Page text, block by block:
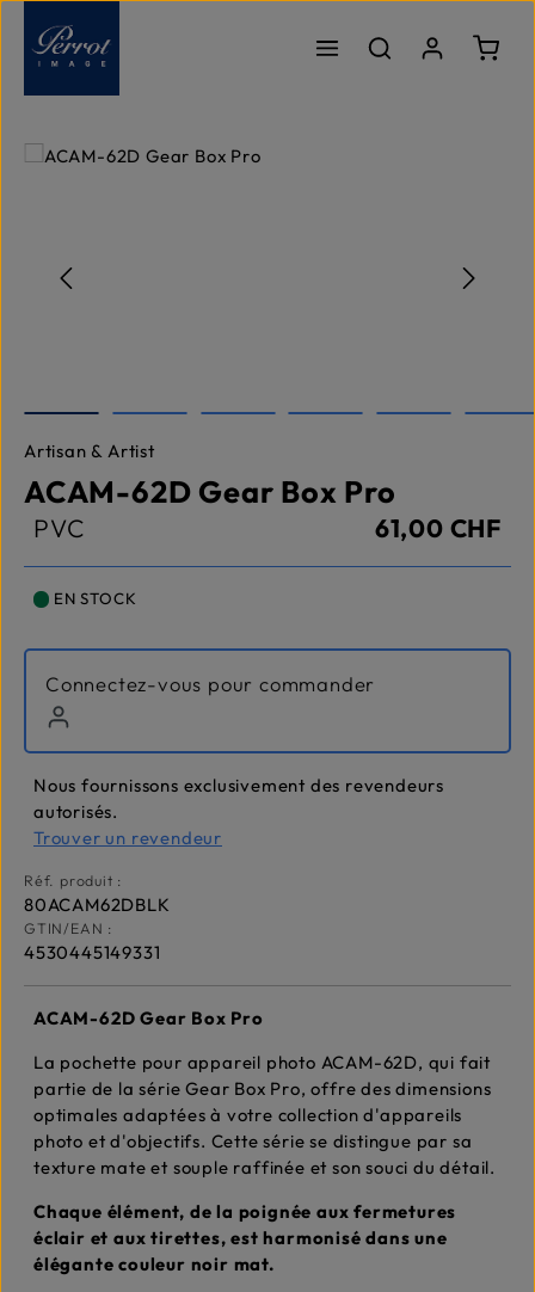
Passer au contenu principal
Le
Ignorer la galerie d'images
Artisan & Artist
ACAM-62D Gear Box Pro
PVC 61,00 CHF
EN STOCK
Connectez-vous pour commander
Nous fournissons exclusivement des revendeurs
autorisés.
Trouver un revendeur
Réf. produit :
80ACAM62DBLK
GTIN/EAN :
4530445149331
ACAM-62D Gear Box Pro
La pochette pour appareil photo ACAM-62D, qui fait
partie de la série Gear Box Pro, offre des dimensions
optimales adaptées à votre collection d'appareils
photo et d'objectifs. Cette série se distingue par sa
texture mate et souple raffinée et son souci du détail.
Chaque élément, de la poignée aux fermetures
éclair et aux tirettes, est harmonisé dans une
élégante couleur noir mat.